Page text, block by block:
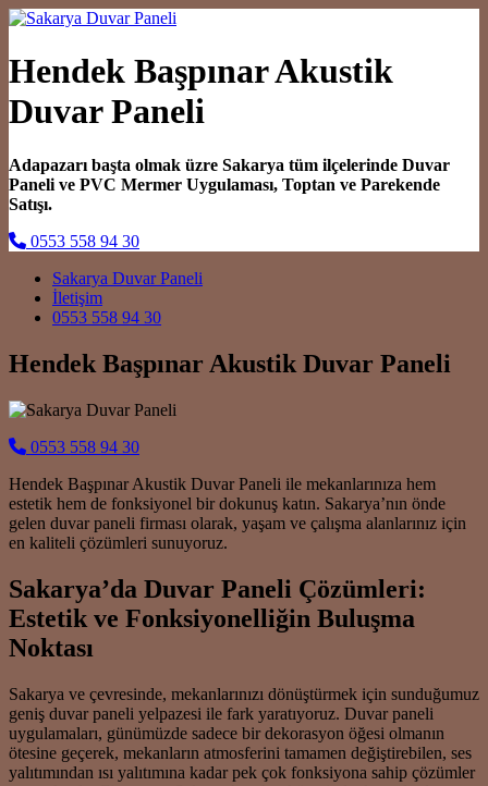
Hendek Başpınar Akustik
Duvar Paneli
Adapazarı başta olmak üzre Sakarya tüm ilçelerinde Duvar
Paneli ve PVC Mermer Uygulaması, Toptan ve Parekende
Satışı.
0553 558 94 30
Main Navigation
Sakarya Duvar Paneli
İletişim
0553 558 94 30
Hendek Başpınar Akustik Duvar Paneli
0553 558 94 30
Hendek Başpınar Akustik Duvar Paneli ile mekanlarınıza hem
estetik hem de fonksiyonel bir dokunuş katın. Sakarya’nın önde
gelen duvar paneli firması olarak, yaşam ve çalışma alanlarınız için
en kaliteli çözümleri sunuyoruz.
Sakarya’da Duvar Paneli Çözümleri:
Estetik ve Fonksiyonelliğin Buluşma
Noktası
Sakarya ve çevresinde, mekanlarınızı dönüştürmek için sunduğumuz
geniş duvar paneli yelpazesi ile fark yaratıyoruz. Duvar paneli
uygulamaları, günümüzde sadece bir dekorasyon öğesi olmanın
ötesine geçerek, mekanların atmosferini tamamen değiştirebilen, ses
yalıtımından ısı yalıtımına kadar pek çok fonksiyona sahip çözümler